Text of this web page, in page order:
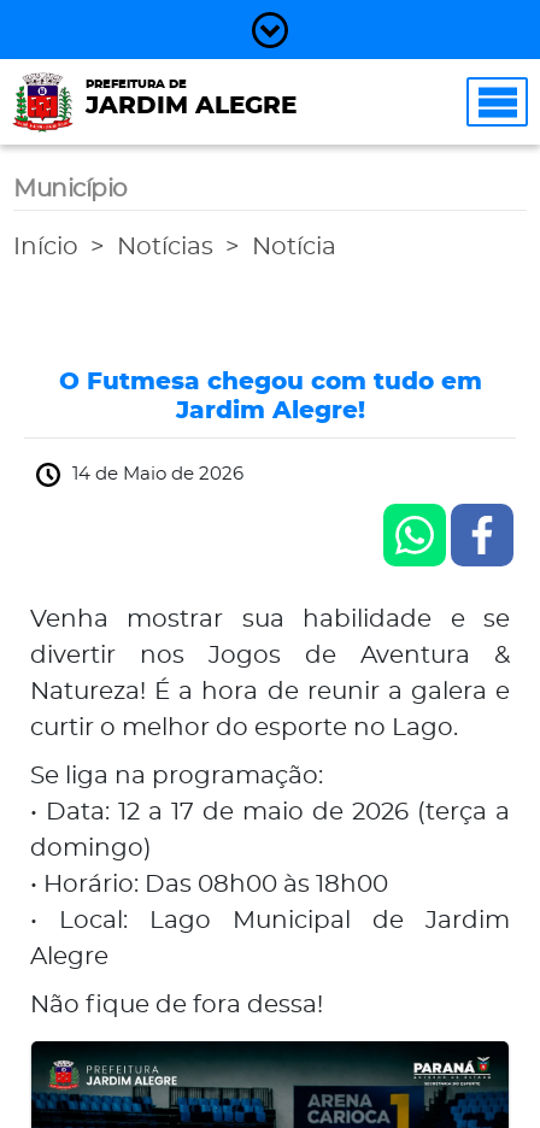
PREFEITURA DE
JARDIM ALEGRE
Município
Início Notícias Notícia
O Futmesa chegou com tudo em
Jardim Alegre!
14 de Maio de 2026
Venha mostrar sua habilidade e se
divertir nos Jogos de Aventura &
Natureza! É a hora de reunir a galera e
curtir o melhor do esporte no Lago.
Se liga na programação:
• Data: 12 a 17 de maio de 2026 (terça a
domingo)
• Horário: Das 08h00 às 18h00
• Local: Lago Municipal de Jardim
Alegre
Não fique de fora dessa!